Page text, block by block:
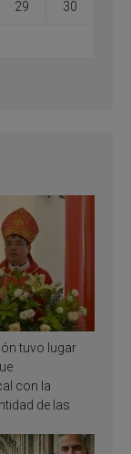
29 30
tuvo lugar
con la
de las